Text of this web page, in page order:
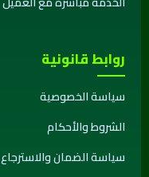
روابط قانونية
سياسة الخصوصية
الشروط والأحكام
سياسة الضمان والاسترجاع